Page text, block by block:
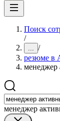
Поиск
/
... /
резюме в
менеджер
менеджер